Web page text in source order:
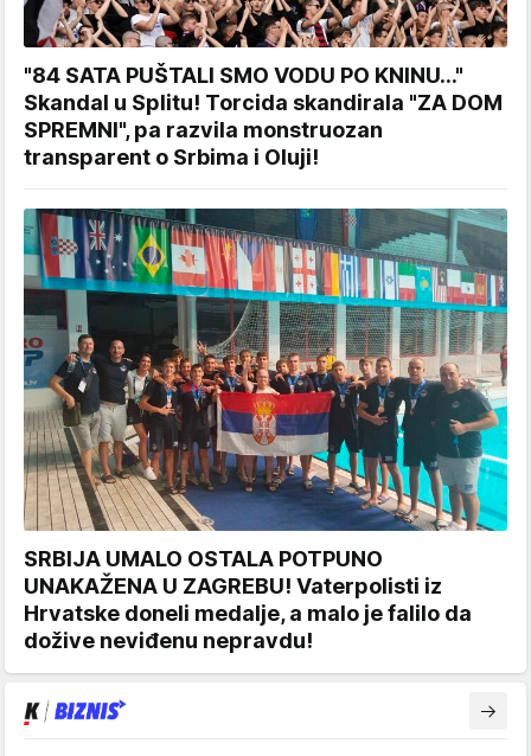
"84 SATA PUŠTALI SMO VODU PO KNINU..."
Skandal u Splitu! Torcida skandirala "ZA DOM
SPREMNI", pa razvila monstruozan
transparent o Srbima i Oluji!
SRBIJA UMALO OSTALA POTPUNO
UNAKAŽENA U ZAGREBU! Vaterpolisti iz
Hrvatske doneli medalje, a malo je falilo da
dožive neviđenu nepravdu!